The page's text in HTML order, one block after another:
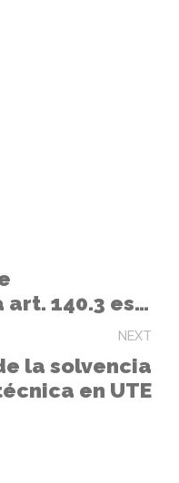
140.3 es
NEXT
la solvencia
en UTE